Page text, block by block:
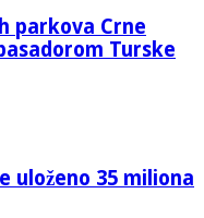
parkova Crne
Turske
uloženo 35 miliona